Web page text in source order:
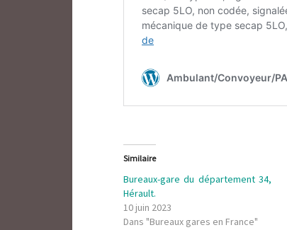
Similaire
Bureaux-gare du département 34,
Hérault.
10 juin 2023
Dans "Bureaux gares en France"